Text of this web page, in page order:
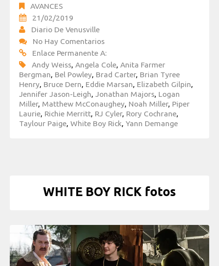
AVANCES
21/02/2019
Diario De Venusville
No Hay Comentarios
Enlace Permanente A:
Andy Weiss, Angela Cole, Anita Farmer
Bergman, Bel Powley, Brad Carter, Brian Tyree
Henry, Bruce Dern, Eddie Marsan, Elizabeth Gilpin,
Jennifer Jason-Leigh, Jonathan Majors, Logan
Miller, Matthew McConaughey, Noah Miller, Piper
Laurie, Richie Merritt, RJ Cyler, Rory Cochrane,
Taylour Paige, White Boy Rick, Yann Demange
WHITE BOY RICK fotos